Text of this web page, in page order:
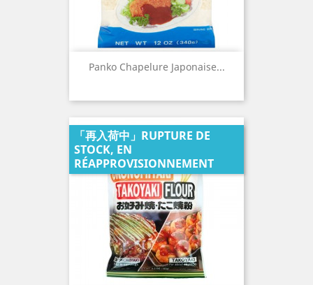
Panko Chapelure Japonaise...
「再入荷中」RUPTURE DE
STOCK, EN
RÉAPPROVISIONNEMENT